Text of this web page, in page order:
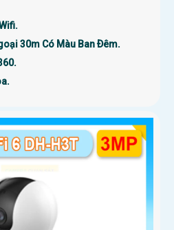
30m Có Màu Ban Ðêm.